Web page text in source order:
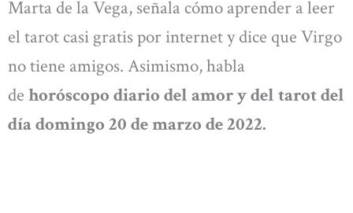
Marta de la Vega, señala cómo aprender a leer
el tarot casi gratis por internet y dice que Virgo
no tiene amigos. Asimismo, habla
de horóscopo diario del amor y del tarot del
día domingo 20 de marzo de 2022.